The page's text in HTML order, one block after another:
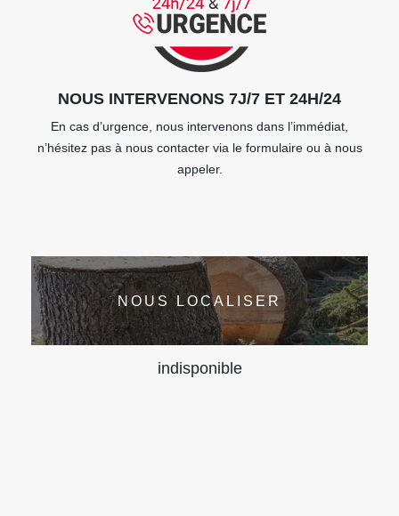
NOUS INTERVENONS 7J/7 ET 24H/24
En cas d’urgence, nous intervenons dans l’immédiat,
n’hésitez pas à nous contacter via le formulaire ou à nous
appeler.
NOUS LOCALISER
indisponible